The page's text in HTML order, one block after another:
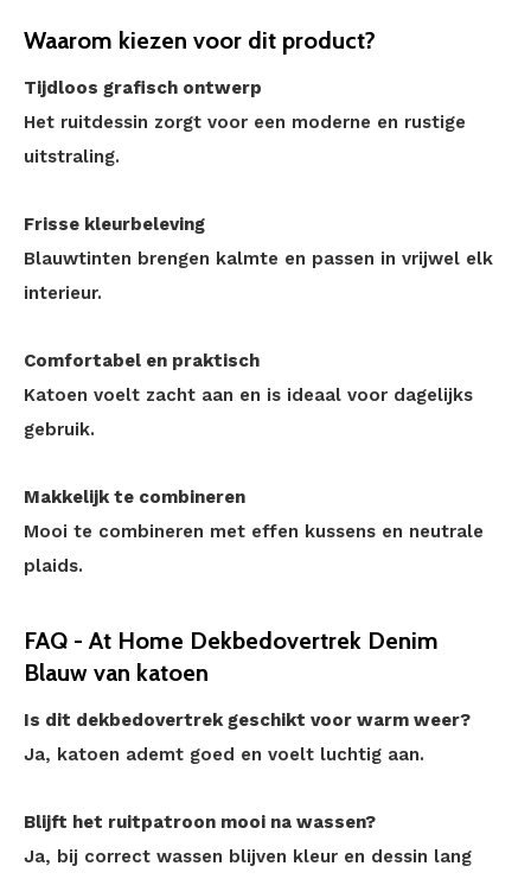
Waarom kiezen voor dit product?
Tijdloos grafisch ontwerp
Het ruitdessin zorgt voor een moderne en rustige
uitstraling.
Frisse kleurbeleving
Blauwtinten brengen kalmte en passen in vrijwel elk
interieur.
Comfortabel en praktisch
Katoen voelt zacht aan en is ideaal voor dagelijks
gebruik.
Makkelijk te combineren
Mooi te combineren met effen kussens en neutrale
plaids.
FAQ - At Home Dekbedovertrek Denim
Blauw van katoen
Is dit dekbedovertrek geschikt voor warm weer?
Ja, katoen ademt goed en voelt luchtig aan.
Blijft het ruitpatroon mooi na wassen?
Ja, bij correct wassen blijven kleur en dessin lang